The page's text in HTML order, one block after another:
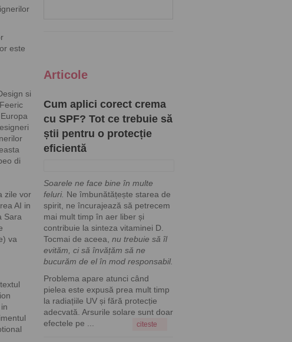
este
si
di
zile vor
AI in
Sara
va
Articole
Cum aplici corect crema
cu SPF? Tot ce trebuie să
știi pentru o protecție
eficientă
Soarele ne face bine în multe
feluri. Ne îmbunătățește starea de
spirit, ne încurajează să petrecem
mai mult timp în aer liber și
contribuie la sinteza vitaminei D.
Tocmai de aceea, nu trebuie să îl
evităm, ci să învățăm să ne
bucurăm de el în mod responsabil.
Problema apare atunci când
pielea este expusă prea mult timp
la radiațiile UV și fără protecție
adecvată. Arsurile solare sunt doar
efectele pe ...
citeste